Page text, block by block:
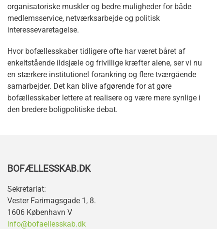
organisatoriske muskler og bedre muligheder for både
medlemsservice, netværksarbejde og politisk
interessevaretagelse.
Hvor bofællesskaber tidligere ofte har været båret af
enkeltstående ildsjæle og frivillige kræfter alene, ser vi nu
en stærkere institutionel forankring og flere tværgående
samarbejder. Det kan blive afgørende for at gøre
bofællesskaber lettere at realisere og være mere synlige i
den bredere boligpolitiske debat.
BOFÆLLESSKAB.DK
Sekretariat:
Vester Farimagsgade 1, 8.
1606 København V
info@bofaellesskab.dk